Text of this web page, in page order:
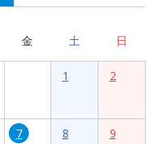
金 土 日
1 2
7 8 9